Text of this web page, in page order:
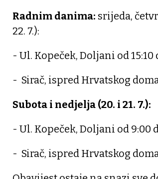
Radnim danima: srijeda,
22. 7.):
- Ul. Kopeček, Doljani od 15:10
- Sirač, ispred Hrvatskog doma
Subota i nedjelja (20. i 21. 7.):
- Ul. Kopeček, Doljani od 9:00
- Sirač, ispred Hrvatskog doma